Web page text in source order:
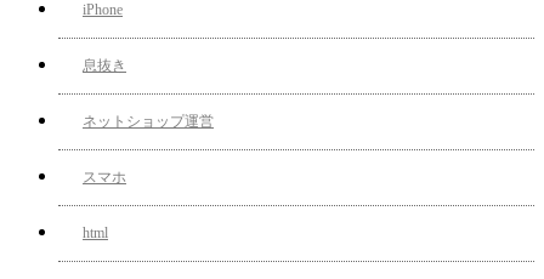
iPhone
息抜き
ネットショップ運営
スマホ
html